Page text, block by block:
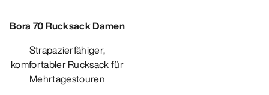
Bora 70 Rucksack Damen
Strapazierfähiger,
komfortabler Rucksack für
Mehrtagestouren